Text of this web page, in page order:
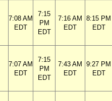
7:08 AM
EDT
7:15
PM
EDT
7:16 AM
EDT
8:15 PM
EDT
7:07 AM
EDT
7:15
PM
EDT
7:43 AM
EDT
9:27 PM
EDT